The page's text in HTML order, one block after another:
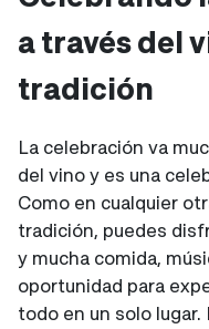
a través del
tradición
La celebración va
del vino y es una
Como en cualquier
tradición, puedes
y mucha comida,
oportunidad para
todo en un solo